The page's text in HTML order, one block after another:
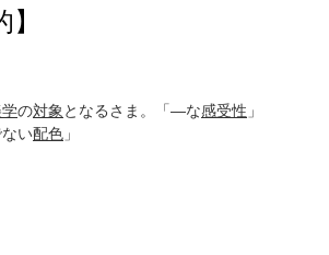
の対象 となるさま。「―な感受性 」
い配色 」